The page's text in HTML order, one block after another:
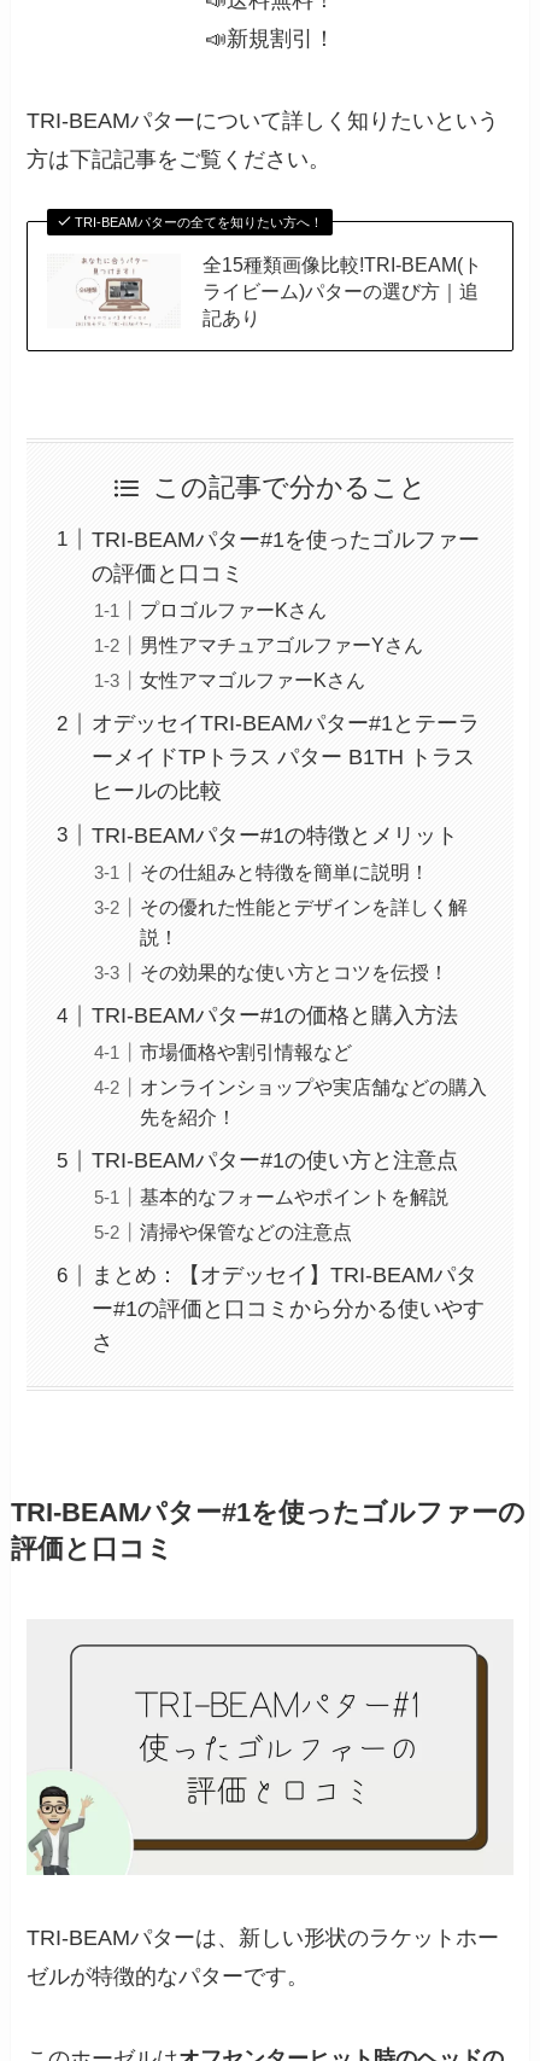
📣新規割引！
TRI-BEAMパターについて詳しく知りたいという
方は下記記事をご覧ください。
TRI-BEAMパターの全てを知りたい方へ！
全15種類画像比較!TRI-BEAM(ト
ライビーム)パターの選び方｜追
記あり
この記事で分かること
TRI-BEAMパター#1を使ったゴルファー
の評価と口コミ
プロゴルファーKさん
男性アマチュアゴルファーYさん
女性アマゴルファーKさん
オデッセイTRI-BEAMパター#1とテーラ
ーメイドTPトラス パター B1TH トラス
ヒールの比較
TRI-BEAMパター#1の特徴とメリット
その仕組みと特徴を簡単に説明！
その優れた性能とデザインを詳しく解
説！
その効果的な使い方とコツを伝授！
TRI-BEAMパター#1の価格と購入方法
市場価格や割引情報など
オンラインショップや実店舗などの購入
先を紹介！
TRI-BEAMパター#1の使い方と注意点
基本的なフォームやポイントを解説
清掃や保管などの注意点
まとめ：【オデッセイ】TRI-BEAMパタ
ー#1の評価と口コミから分かる使いやす
さ
TRI-BEAMパター#1を使ったゴルファーの
評価と口コミ
TRI-BEAMパターは、新しい形状のラケットホー
ゼルが特徴的なパターです。